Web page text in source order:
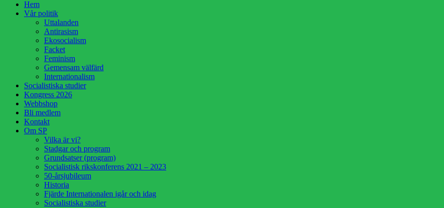
HoppaHem
Vår politik
Uttalanden
Antirasism
Ekosocialism
Facket
Feminism
Gemensam välfärd
Internationalism
Socialistiska studier
Kongress 2026
Webbshop
Bli medlem
Kontakt
Om SP
Vilka är vi?
Stadgar och program
Grundsatser (program)
Socialistisk rikskonferens 2021 – 2023
50-årsjubileum
Historia
Fjärde Internationalen igår och idag
Socialistiska studier